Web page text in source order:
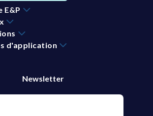
E&P
d'application
Newsletter